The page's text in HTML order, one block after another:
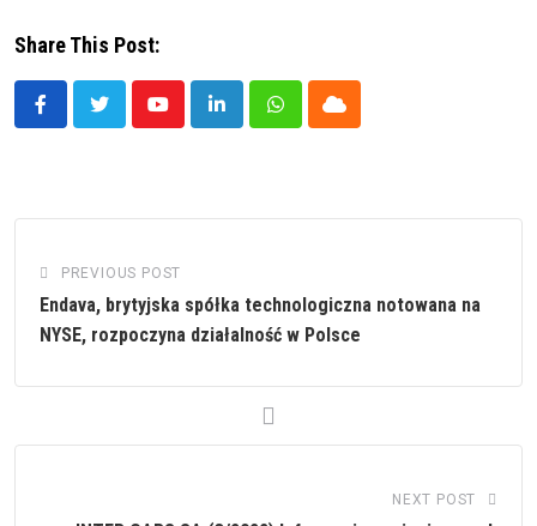
Share This Post:
YoutubeLinkedInWhatsappCloud
PREVIOUS POST
Endava, brytyjska spółka technologiczna notowana na
NYSE, rozpoczyna działalność w Polsce
NEXT POST